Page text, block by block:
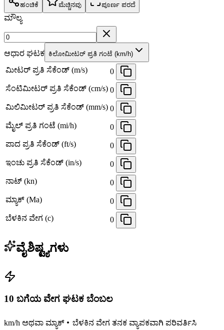
ಹಂಚಿಕೆ ಮೆಚ್ಚಿನವು ಪೂರ್ಣ ಪರದೆ
ಮೌಲ್ಯ
ಆಧಾರ ಘಟಕ ಕಿಲೋಮೀಟರ್ ಪ್ರತಿ ಗಂಟೆ (km/h)
ಮೀಟರ್ ಪ್ರತಿ ಸೆಕೆಂಡ್ (m/s)
0
ಸೆಂಟಿಮೀಟರ್ ಪ್ರತಿ ಸೆಕೆಂಡ್ (cm/s) 0
ಮಿಲಿಮೀಟರ್ ಪ್ರತಿ ಸೆಕೆಂಡ್ (mm/s) 0
ಮೈಲ್ ಪ್ರತಿ ಗಂಟೆ (mi/h)
0
ಪಾದ ಪ್ರತಿ ಸೆಕೆಂಡ್ (ft/s)
0
ಇಂಚು ಪ್ರತಿ ಸೆಕೆಂಡ್ (in/s)
0
ನಾಟ್ (kn)
0
ಮ್ಯಾಕ್ (Ma)
0
ಬೆಳಕಿನ ವೇಗ (c)
0
ವೈಶಿಷ್ಟ್ಯಗಳು
10 ಬಗೆಯ ವೇಗ ಘಟಕ ಬೆಂಬಲ
km/h ಅಥವಾ ಮ್ಯಾಕ್・ಬೆಳಕಿನ ವೇಗ ತನಕ ವ್ಯಾಪಕವಾಗಿ ಪರಿವರ್ತಿಸಿ